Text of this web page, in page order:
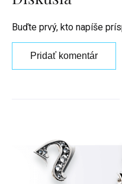
Buďte prvý, kto napíše
Pridať komentár